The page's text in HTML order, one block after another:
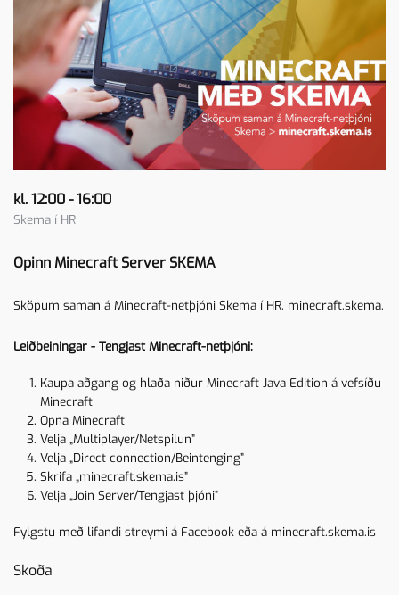
kl. 12:00 - 16:00
Skema í HR
Opinn Minecraft Server SKEMA
Sköpum saman á Minecraft-netþjóni Skema í HR. minecraft.skema.
Leiðbeiningar - Tengjast Minecraft-netþjóni:
Kaupa aðgang og hlaða niður Minecraft Java Edition á vefsíðu
Minecraft
Opna Minecraft
Velja „Multiplayer/Netspilun”
Velja „Direct connection/Beintenging”
Skrifa „minecraft.skema.is”
Velja „Join Server/Tengjast þjóni”
Fylgstu með lifandi streymi á Facebook eða á minecraft.skema.is
Skoða